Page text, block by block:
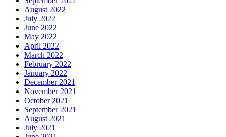
August 2022
July 2022
June 2022
May 2022
April 2022
March 2022
February 2022
January 2022
December 2021
November 2021
October 2021
September 2021
August 2021
July 2021